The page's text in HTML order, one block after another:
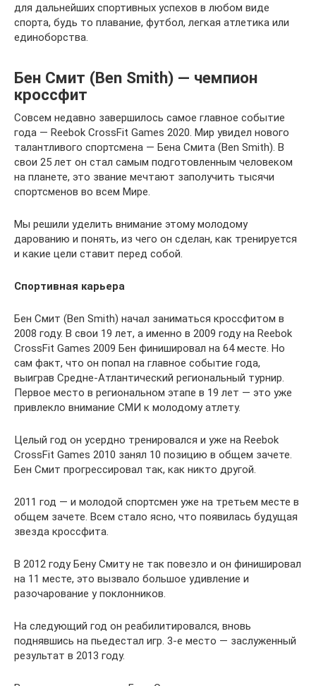
для дальнейших спортивных успехов в любом виде
спорта, будь то плавание, футбол, легкая атлетика или
единоборства.
Бен Смит (Ben Smith) — чемпион
кроссфит
Совсем недавно завершилось самое главное событие
года — Reebok CrossFit Games 2020. Мир увидел нового
талантливого спортсмена — Бена Смита (Ben Smith). В
свои 25 лет он стал самым подготовленным человеком
на планете, это звание мечтают заполучить тысячи
спортсменов во всем Мире.
Мы решили уделить внимание этому молодому
дарованию и понять, из чего он сделан, как тренируется
и какие цели ставит перед собой.
Спортивная карьера
Бен Смит (Ben Smith) начал заниматься кроссфитом в
2008 году. В свои 19 лет, а именно в 2009 году на Reebok
CrossFit Games 2009 Бен финишировал на 64 месте. Но
сам факт, что он попал на главное событие года,
выиграв Средне-Атлантический региональный турнир.
Первое место в региональном этапе в 19 лет — это уже
привлекло внимание СМИ к молодому атлету.
Целый год он усердно тренировался и уже на Reebok
CrossFit Games 2010 занял 10 позицию в общем зачете.
Бен Смит прогрессировал так, как никто другой.
2011 год — и молодой спортсмен уже на третьем месте в
общем зачете. Всем стало ясно, что появилась будущая
звезда кроссфита.
В 2012 году Бену Смиту не так повезло и он финишировал
на 11 месте, это вызвало большое удивление и
разочарование у поклонников.
На следующий год он реабилитировался, вновь
поднявшись на пьедестал игр. 3-е место — заслуженный
результат в 2013 году.